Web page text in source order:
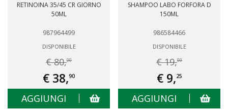
RETINOINA 35/45 CR GIORNO
50ML
987964499
DISPONIBILE
€ 80,00
€ 38,90
AGGIUNGI
SHAMPOO LABO FORFORA D
150ML
986584466
DISPONIBILE
€ 19,00
€ 9,25
AGGIUNGI